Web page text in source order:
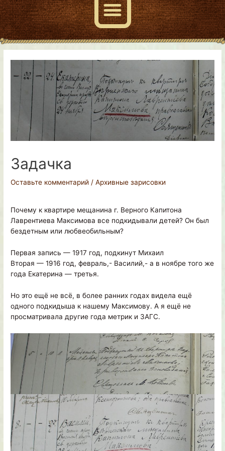
Задачка
Оставьте комментарий /Архивные зарисовки
Почему к квартире мещанина г. Верного Капитона
Лаврентиева Максимова все подкидывали детей? Он был
бездетным или любвеобильным?
Первая запись — 1917 год, подкинут Михаил
Вторая — 1916 год, февраль,- Василий,- а в ноябре того же
года Екатерина — третья.
Но это ещё не всё, в более ранних годах видела ещё
одного подкидыша к нашему Максимову. А я ещё не
просматривала другие года метрик и ЗАГС.
Навигация
записям